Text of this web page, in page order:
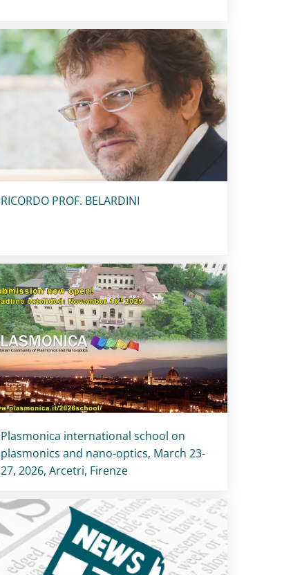
Titolo card:
RICORDO PROF. BELARDINI
Titolo card:
Plasmonica international school on
plasmonics and nano-optics, March 23-
27, 2026, Arcetri, Firenze